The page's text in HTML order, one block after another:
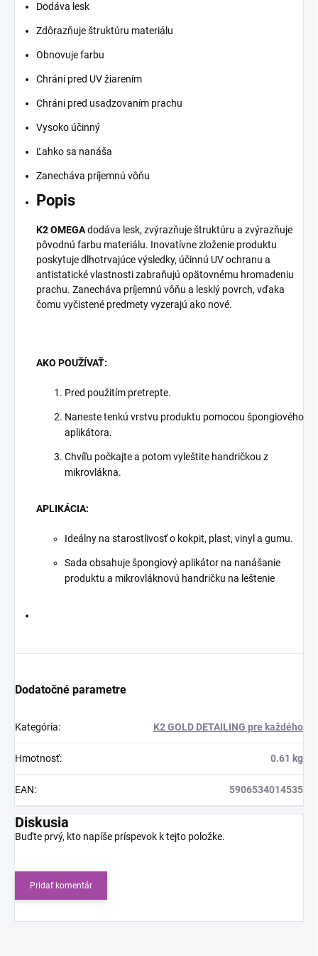
Dodáva lesk
Zdôrazňuje štruktúru materiálu
Obnovuje farbu
Chráni pred UV žiarením
Chráni pred usadzovaním prachu
Vysoko účinný
Ľahko sa nanáša
Zanecháva príjemnú vôňu
Popis
K2 OMEGAdodáva lesk, zvýrazňuje štruktúru a zvýrazňuje
pôvodnú farbu materiálu. Inovatívne zloženie produktu
poskytuje dlhotrvajúce výsledky, účinnú UV ochranu a
antistatické vlastnosti zabraňujú opätovnému hromadeniu
prachu. Zanecháva príjemnú vôňu a lesklý povrch, vďaka
čomu vyčistené predmety vyzerajú ako nové.
AKO POUŽÍVAŤ:
Pred použitím pretrepte.
Naneste tenkú vrstvu produktu pomocou špongiového
aplikátora.
Chvíľu počkajte a potom vyleštite handričkou z
mikrovlákna.
APLIKÁCIA:
Ideálny na starostlivosť o kokpit, plast, vinyl a gumu.
Sada obsahuje špongiový aplikátor na nanášanie
produktu a mikrovláknovú handričku na leštenie
Dodatočné parametre
Kategória: K2 GOLD DETAILING pre každého
Hmotnosť: 0.61 kg
EAN: 5906534014535
Diskusia
Buďte prvý, kto napíše príspevok k tejto položke.
Pridať komentár